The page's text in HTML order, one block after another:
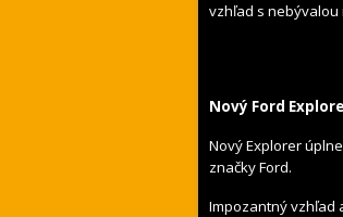
vzhľad s nebývalou
Nový Ford
Nový Explorer
značky Ford.
Impozantný vzhľad